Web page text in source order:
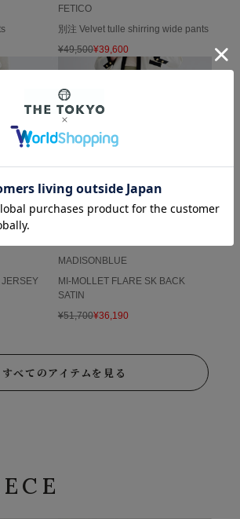
FETICO
別注 Velvet tulle shirring wide pants
¥49,500¥39,600
MADISONBLUE
MI-MOLLET FLARE SK BACK
SATIN
¥51,700¥36,190
すべてのアイテムを見る